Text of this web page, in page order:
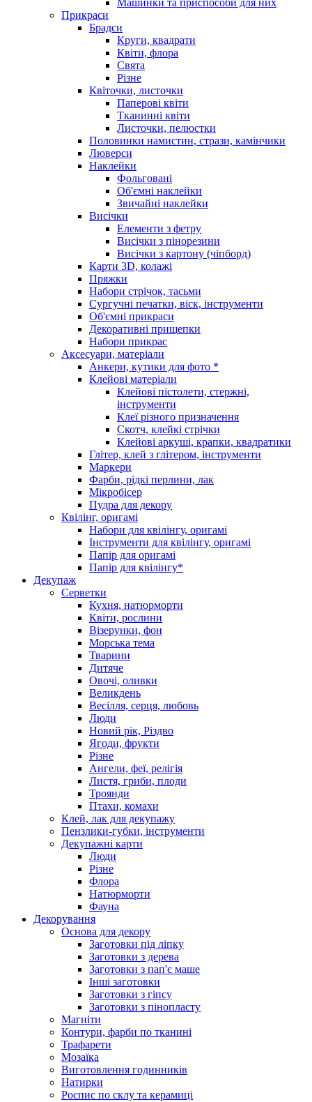
Прикраси
Брадси
Круги, квадрати
Квіти, флора
Свята
Різне
Квіточки, листочки
Паперові квіти
Тканинні квіти
Листочки, пелюстки
Половинки намистин, стрази, камінчики
Люверси
Наклейки
Фольговані
Об'ємні наклейки
Звичайні наклейки
Висічки
Елементи з фетру
Висічки з пінорезини
Висічки з картону (чіпборд)
Карти 3D, колажі
Пряжки
Набори стрічок, тасьми
Сургучні печатки, віск, інструменти
Об'ємні прикраси
Декоративні прищепки
Набори прикрас
Аксесуари, матеріали
Анкери, кутики для фото *
Клейові матеріали
Клейові пістолети, стержні,
інструменти
Клеї різного призначення
Скотч, клейкі стрічки
Клейові аркуші, крапки, квадратики
Глітер, клей з глітером, інструменти
Маркери
Фарби, рідкі перлини, лак
Мікробісер
Пудра для декору
Квілінг, оригамі
Набори для квілінгу, оригамі
Інструменти для квілінгу, оригамі
Папір для оригамі
Папір для квілінгу*
Декупаж
Серветки
Кухня, натюрморти
Квіти, рослини
Візерунки, фон
Морська тема
Тварини
Дитяче
Овочі, оливки
Великдень
Весілля, серця, любовь
Люди
Новий рік, Різдво
Ягоди, фрукти
Різне
Ангели, феї, релігія
Листя, гриби, плоди
Троянди
Птахи, комахи
Клей, лак для декупажу
Пензлики-губки, інструменти
Декупажні карти
Люди
Різне
Флора
Натюрморти
Фауна
Декорування
Основа для декору
Заготовки під ліпку
Заготовки з дерева
Заготовки з пап'є маше
Інші заготовки
Заготовки з гіпсу
Заготовки з пінопласту
Магніти
Контури, фарби по тканині
Трафарети
Мозаїка
Виготовлення годинників
Натирки
Роспис по склу та керамиці